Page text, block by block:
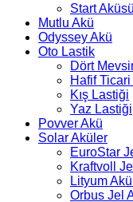
Start Aküsü
Mutlu Akü
Odyssey Akü
Oto Lastik
Dört
Hafif
Kış Lastiği
Yaz Lastiği
Povver Akü
Solar Aküler
EuroStar
Kraftvoll
Lityum
Orbus Jel